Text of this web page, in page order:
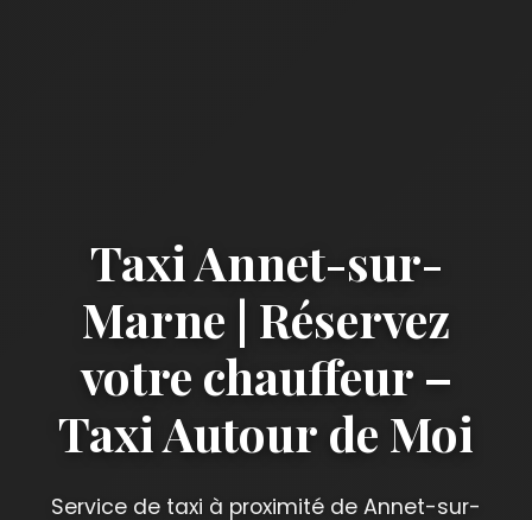
Taxi Annet-sur-
Marne | Réservez
votre chauffeur –
Taxi Autour de Moi
Service de taxi à proximité de Annet-sur-